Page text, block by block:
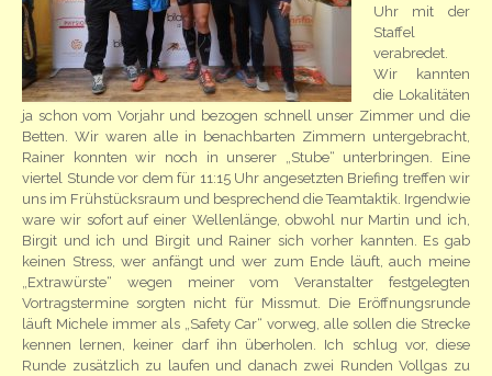
Uhr mit der
Staffel
verabredet.
Wir kannten
die Lokalitäten
ja schon vom Vorjahr und bezogen schnell unser Zimmer und die
Betten. Wir waren alle in benachbarten Zimmern untergebracht,
Rainer konnten wir noch in unserer „Stube“ unterbringen. Eine
viertel Stunde vor dem für 11:15 Uhr angesetzten Briefing treffen wir
uns im Frühstücksraum und besprechend die Teamtaktik. Irgendwie
ware wir sofort auf einer Wellenlänge, obwohl nur Martin und ich,
Birgit und ich und Birgit und Rainer sich vorher kannten. Es gab
keinen Stress, wer anfängt und wer zum Ende läuft, auch meine
„Extrawürste“ wegen meiner vom Veranstalter festgelegten
Vortragstermine sorgten nicht für Missmut. Die Eröffnungsrunde
läuft Michele immer als „Safety Car“ vorweg, alle sollen die Strecke
kennen lernen, keiner darf ihn überholen. Ich schlug vor, diese
Runde zusätzlich zu laufen und danach zwei Runden Vollgas zu